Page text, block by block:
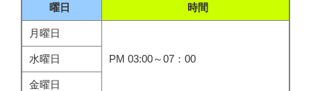
曜日 時間
月曜日
PM 03:00～07：00
水曜日
金曜日